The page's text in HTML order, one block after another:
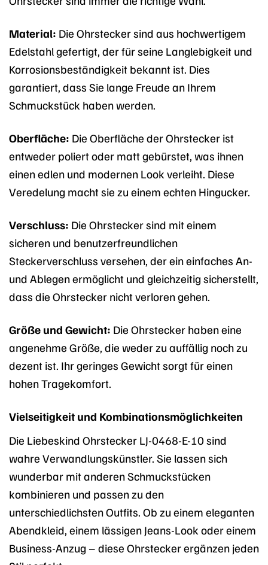
Material: Die Ohrstecker sind aus hochwertigem
Edelstahl gefertigt, der für seine Langlebigkeit und
Korrosionsbeständigkeit bekannt ist. Dies
garantiert, dass Sie lange Freude an Ihrem
Schmuckstück haben werden.
Oberfläche: Die Oberfläche der Ohrstecker ist
entweder poliert oder matt gebürstet, was ihnen
einen edlen und modernen Look verleiht. Diese
Veredelung macht sie zu einem echten Hingucker.
Verschluss: Die Ohrstecker sind mit einem
sicheren und benutzerfreundlichen
Steckerverschluss versehen, der ein einfaches An-
und Ablegen ermöglicht und gleichzeitig sicherstellt,
dass die Ohrstecker nicht verloren gehen.
Größe und Gewicht: Die Ohrstecker haben eine
angenehme Größe, die weder zu auffällig noch zu
dezent ist. Ihr geringes Gewicht sorgt für einen
hohen Tragekomfort.
Vielseitigkeit und Kombinationsmöglichkeiten
Die Liebeskind Ohrstecker LJ-0468-E-10 sind
wahre Verwandlungskünstler. Sie lassen sich
wunderbar mit anderen Schmuckstücken
kombinieren und passen zu den
unterschiedlichsten Outfits. Ob zu einem eleganten
Abendkleid, einem lässigen Jeans-Look oder einem
Business-Anzug – diese Ohrstecker ergänzen jeden